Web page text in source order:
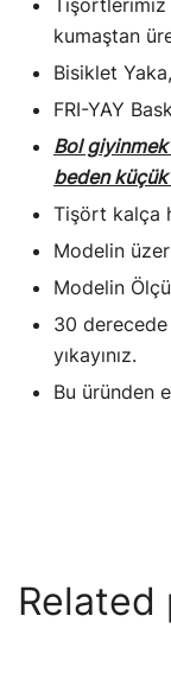
kumaştan
Bisiklet
FRI-YAY
Bol
beden küçük
Tişört kalça
Modelin
Modelin
30
yıkayınız.
Bu üründen
Related